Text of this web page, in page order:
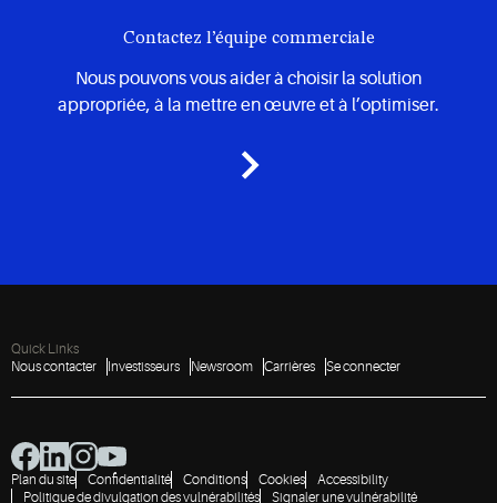
Contactez l’équipe commerciale
Nous pouvons vous aider à choisir la solution
appropriée, à la mettre en œuvre et à l’optimiser.
Quick Links
Nous contacter
Investisseurs Newsroom Carrières Se connecter
Plan du site Confidentialité Conditions Cookies
Accessibility
Politique de divulgation des vulnérabilités
Signaler une vulnérabilité